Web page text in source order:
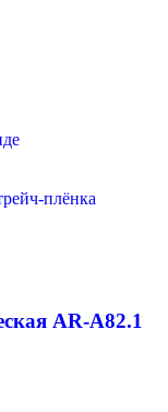
плёнка
AR-A82.1